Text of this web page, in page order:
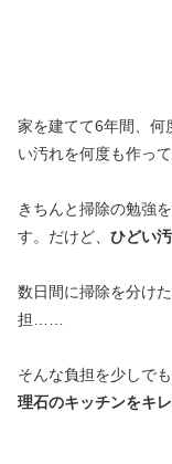
家を建てて6年間、何
い汚れを何度も作っ
きちんと掃除の勉強
す。だけど、 ひどい
数日間に掃除を分け
担……
そんな負担を少しで
理石のキッチンをキ